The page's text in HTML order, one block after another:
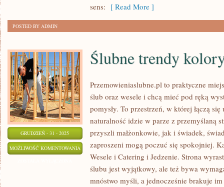
sens: [ Read More ]
POSTED BY ADMIN
GRUDZIEŃ - 31 - 2025
MOŻLIWOŚĆ KOMENTOWANIA ŚLUBNE
TRENDY
KOLORYSTYCZNE
Ślubne trendy
Przemowieniaslubne.pl to praktyczne
ślub oraz wesele i chcą mieć pod ręką
pomysły. To przestrzeń, w której łączą
naturalność idzie w parze z przemyślaną
przyszli małżonkowie, jak i świadek,
zaproszeni mogą poczuć się spokojniej.
Wesele i Catering i Jedzenie. Strona
ślubu jest wyjątkowy, ale też bywa
mnóstwo myśli, a jednocześnie brakuje